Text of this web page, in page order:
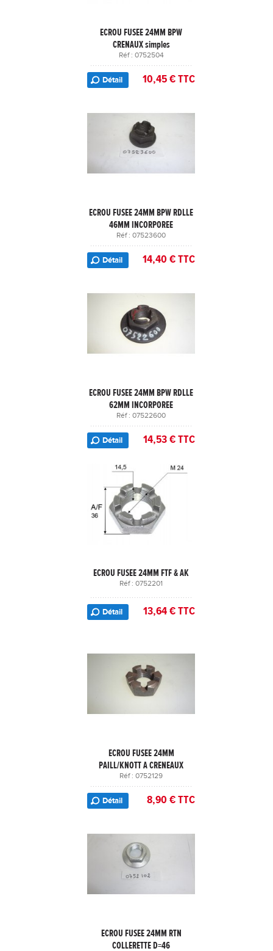
ECROU FUSEE 24MM BPW
CRENAUX simples
Réf : 0752504
Détail 10,45 € TTC
ECROU FUSEE 24MM BPW RDLLE
46MM INCORPOREE
Réf : 07523600
Détail 14,40 € TTC
ECROU FUSEE 24MM BPW RDLLE
62MM INCORPOREE
Réf : 07522600
Détail 14,53 € TTC
ECROU FUSEE 24MM FTF & AK
Réf : 0752201
Détail 13,64 € TTC
ECROU FUSEE 24MM
PAILL/KNOTT A CRENEAUX
Réf : 0752129
Détail 8,90 € TTC
ECROU FUSEE 24MM RTN
COLLERETTE D=46